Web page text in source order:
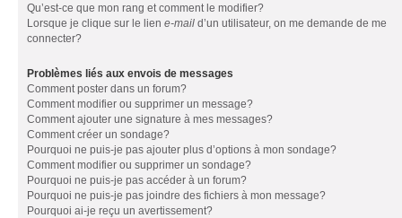
Qu’est-ce que mon rang et comment le modifier?
Lorsque je clique sur le lien e-mail d’un utilisateur, on me demande de me
connecter?
Problèmes liés aux envois de messages
Comment poster dans un forum?
Comment modifier ou supprimer un message?
Comment ajouter une signature à mes messages?
Comment créer un sondage?
Pourquoi ne puis-je pas ajouter plus d’options à mon sondage?
Comment modifier ou supprimer un sondage?
Pourquoi ne puis-je pas accéder à un forum?
Pourquoi ne puis-je pas joindre des fichiers à mon message?
Pourquoi ai-je reçu un avertissement?